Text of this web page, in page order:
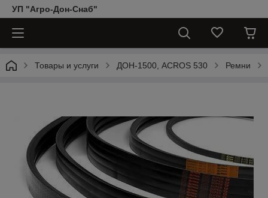
УП "Агро-Дон-Снаб"
Товары и услуги ДОН-1500, АCROS 530 Ремни